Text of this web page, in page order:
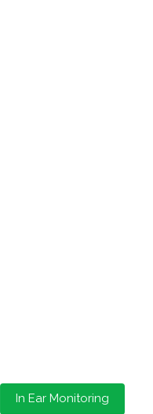
In Ear Monitoring